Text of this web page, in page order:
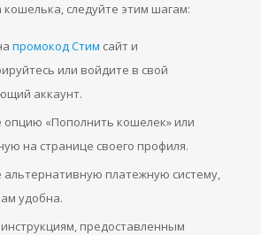
кошелька, следуйте этим шагам:
промокод Стим сайт и
или войдите в свой
аккаунт.
опцию «Пополнить кошелек» или
на странице своего профиля.
платежную систему,
удобна.
предоставленным